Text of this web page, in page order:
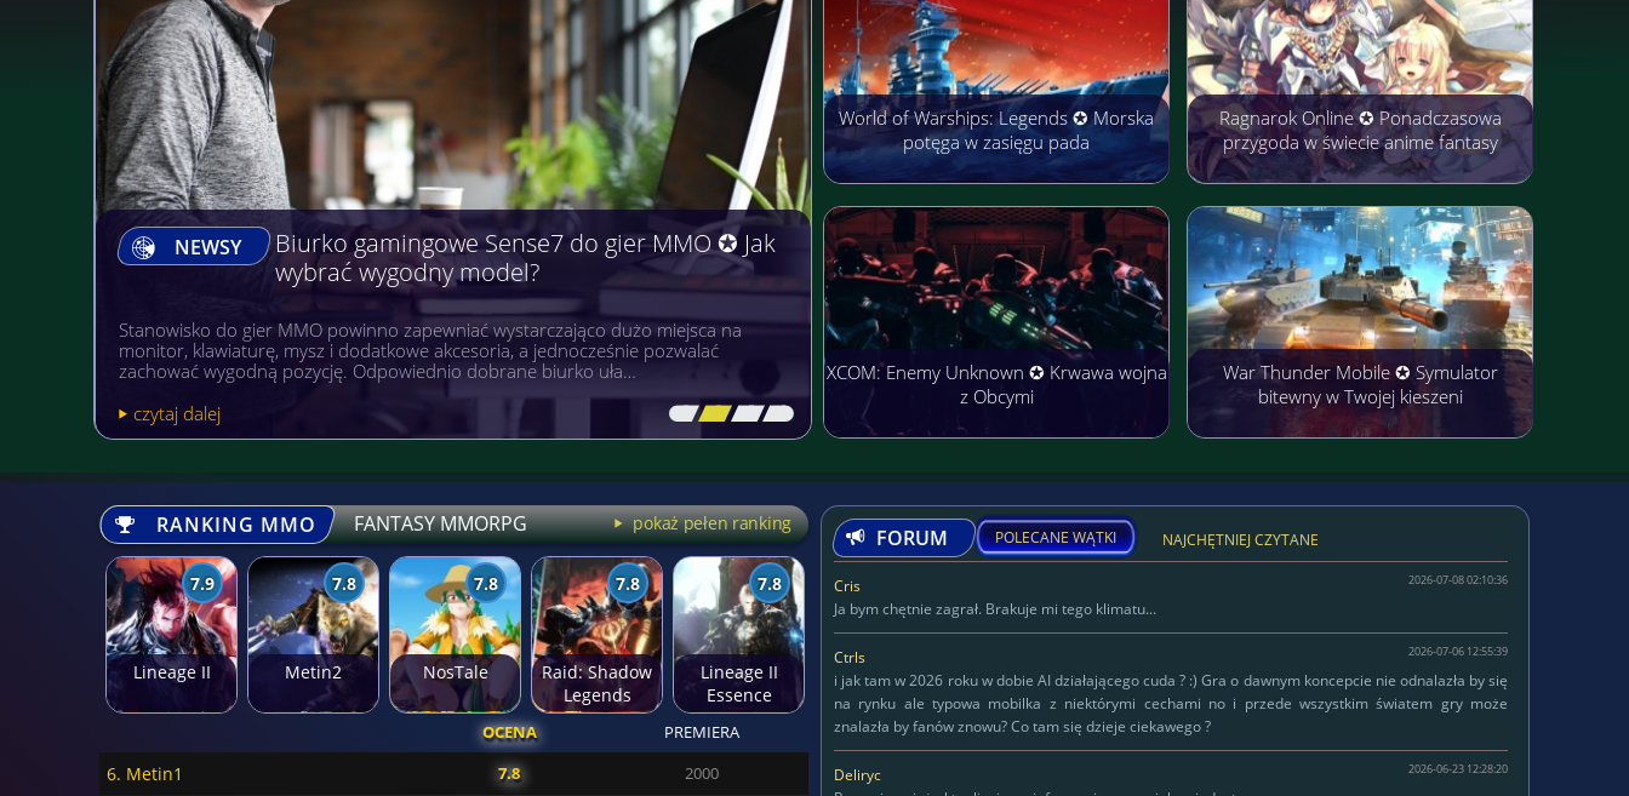
NEWSY
Biurko gamingowe Sense7 do gier MMO ✪ Jak
wybrać wygodny model?
Stanowisko do gier MMO powinno zapewniać wystarczająco dużo miejsca na
monitor, klawiaturę, mysz i dodatkowe akcesoria, a jednocześnie pozwalać
zachować wygodną pozycję. Odpowiednio dobrane biurko uła…
czytaj dalej
[\ \\ \\ \]
World of Warships: Legends ✪ Morska
potęga w zasięgu pada
Ragnarok Online ✪ Ponadczasowa
przygoda w świecie anime fantasy
XCOM: Enemy Unknown ✪ Krwawa wojna
z Obcymi
War Thunder Mobile ✪ Symulator
bitewny w Twojej kieszeni
RANKING MMO FANTASY MMORPG pokaż pełen ranking
7.9
Lineage II
7.8
Metin2
7.8
NosTale
7.8
Raid: Shadow
Legends
7.8
Lineage II
Essence
OCENA PREMIERA
6. Metin1 7.8 2000
FORUM POLECANE WĄTKI NAJCHĘTNIEJ CZYTANE
Cris 2026-07-08 02:10:36
Ja bym chętnie zagrał. Brakuje mi tego klimatu...
Ctrls 2026-07-06 12:55:39
i jak tam w 2026 roku w dobie AI działającego cuda ? :) Gra o dawnym koncepcie nie odnalazła by się
na rynku ale typowa mobilka z niektórymi cechami no i przede wszystkim światem gry może
znalazła by fanów znowu? Co tam się dzieje ciekawego ?
Deliryc
Deliryc
2026-06-23 12:28:20